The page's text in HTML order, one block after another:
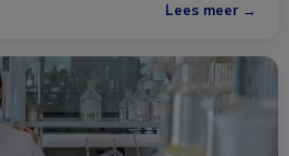
Lees meer →